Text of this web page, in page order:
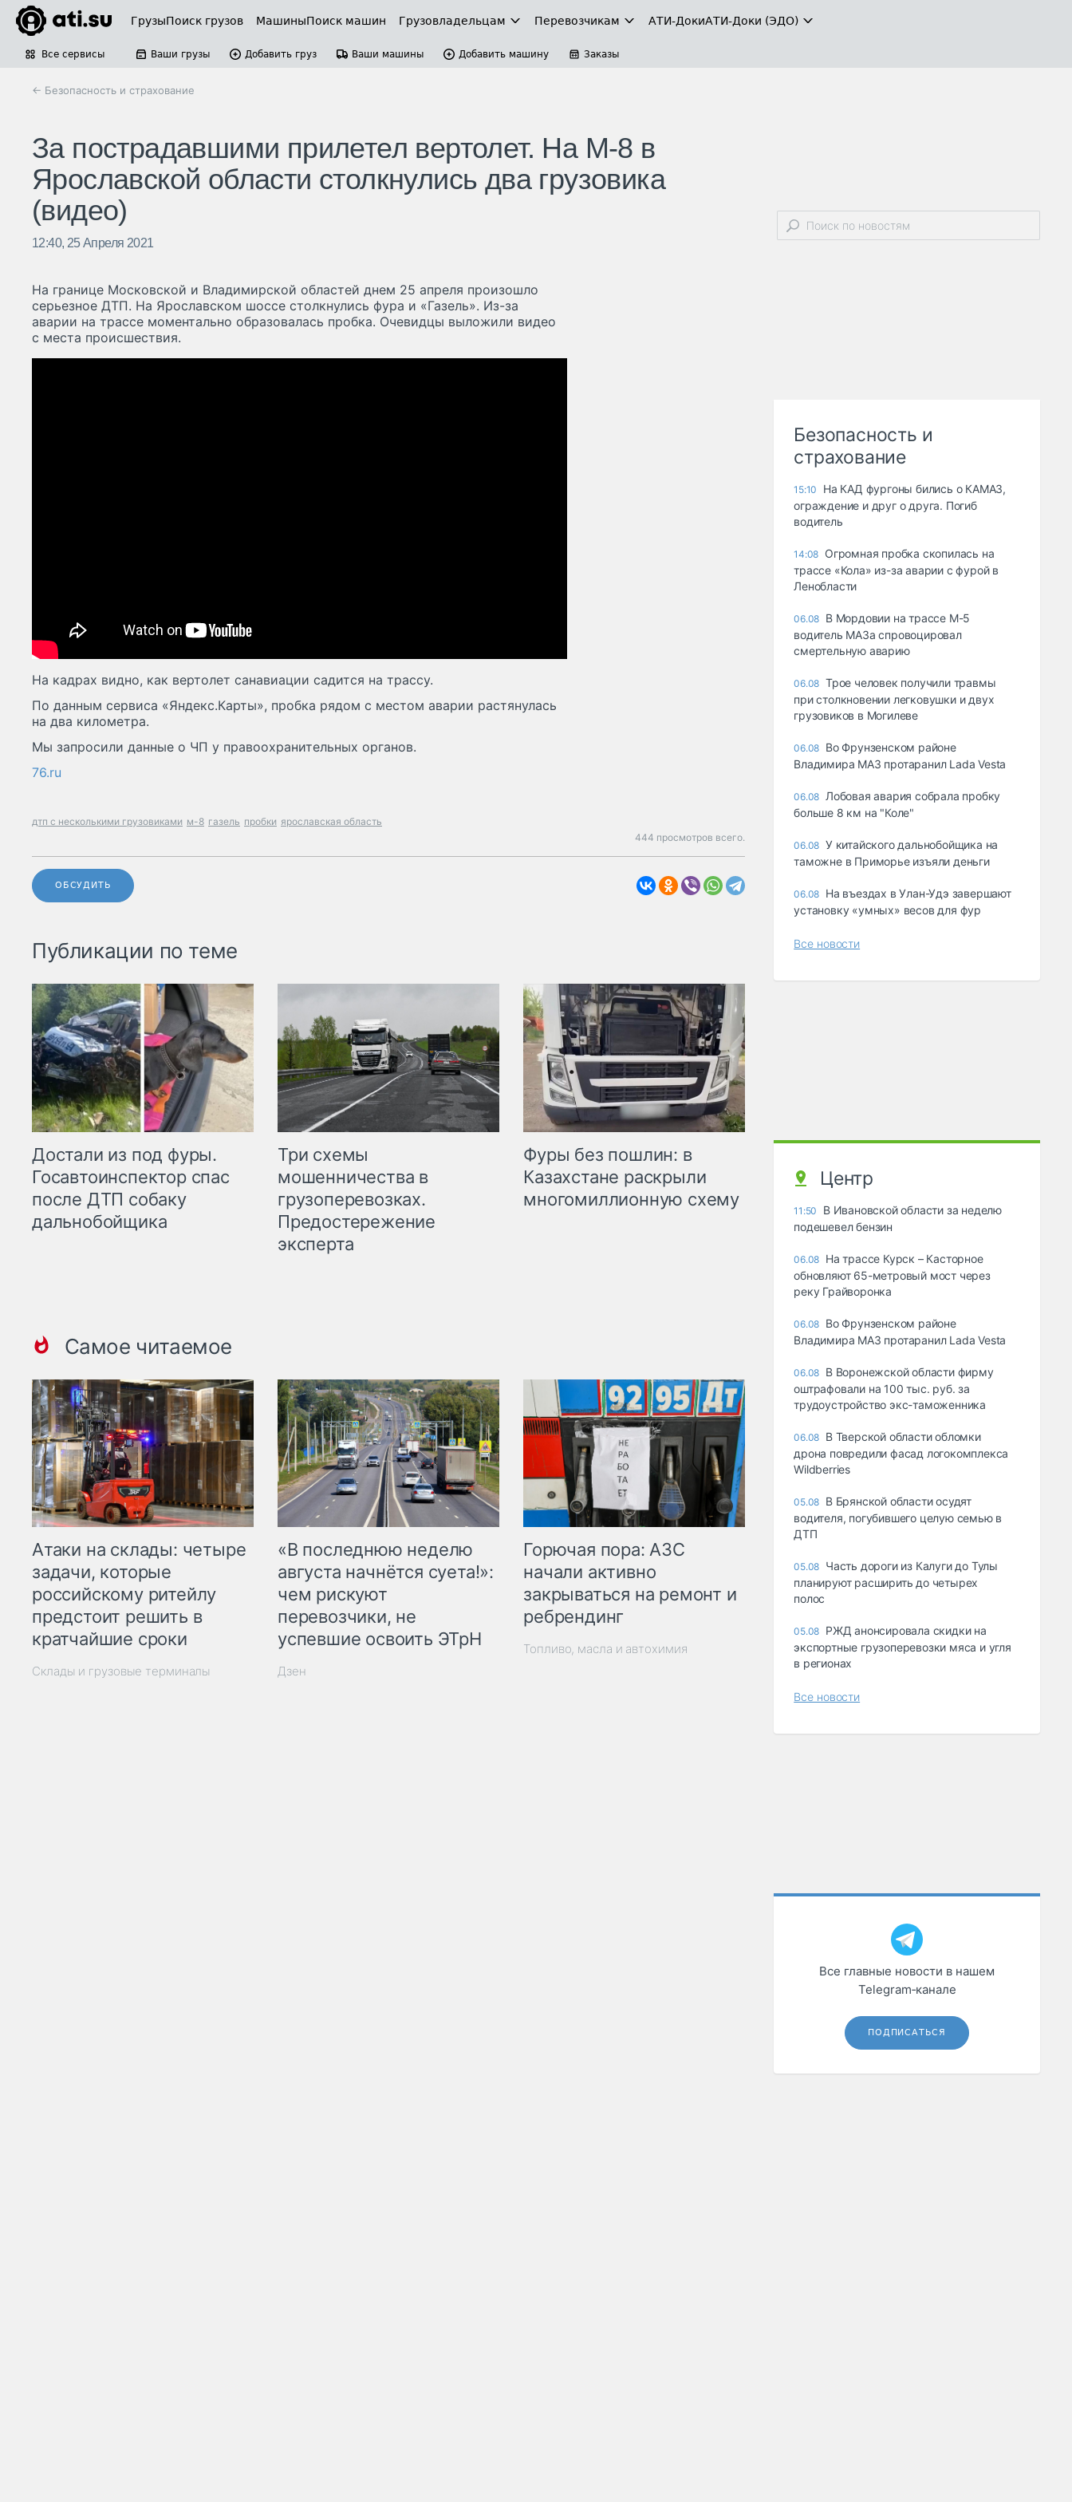
ГрузыПоиск грузов МашиныПоиск машин Грузовладельцам Перевозчикам АТИ-ДокиАТИ-Доки (ЭДО)
Все сервисы Ваши грузы Добавить груз Ваши машины Добавить машину Заказы
← Безопасность и страхование
За пострадавшими прилетел вертолет. На М-8 в
Ярославской области столкнулись два грузовика
(видео)
12:40, 25 Апреля 2021
На границе Московской и Владимирской областей днем 25 апреля произошло
серьезное ДТП. На Ярославском шоссе столкнулись фура и «Газель». Из-за
аварии на трассе моментально образовалась пробка. Очевидцы выложили видео
с места происшествия.
На кадрах видно, как вертолет санавиации садится на трассу.
По данным сервиса «Яндекс.Карты», пробка рядом с местом аварии растянулась
на два километра.
Мы запросили данные о ЧП у правоохранительных органов.
76.ru
дтп с несколькими грузовиками м-8 газель пробки ярославская область
444 просмотров всего.
ОБСУДИТЬ
Публикации по теме
Достали из под фуры.
Госавтоинспектор спас
после ДТП собаку
дальнобойщика
Три схемы
мошенничества в
грузоперевозках.
Предостережение
эксперта
Фуры без пошлин: в
Казахстане раскрыли
многомиллионную схему
Самое читаемое
Атаки на склады: четыре
задачи, которые
российскому ритейлу
предстоит решить в
кратчайшие сроки
Склады и грузовые терминалы
«В последнюю неделю
августа начнётся суета!»:
чем рискуют
перевозчики, не
успевшие освоить ЭТрН
Дзен
Горючая пора: АЗС
начали активно
закрываться на ремонт и
ребрендинг
Топливо, масла и автохимия
Безопасность и
страхование
15:10
На КАД фургоны бились о КАМАЗ,
ограждение и друг о друга. Погиб
водитель
14:08 Огромная пробка скопилась на
трассе «Кола» из-за аварии с фурой в
Ленобласти
06.08 В Мордовии на трассе М-5
водитель МАЗа спровоцировал
смертельную аварию
06.08 Трое человек получили травмы
при столкновении легковушки и двух
грузовиков в Могилеве
06.08 Во Фрунзенском районе
Владимира МАЗ протаранил Lada Vesta
06.08 Лобовая авария собрала пробку
больше 8 км на "Коле"
06.08 У китайского дальнобойщика на
таможне в Приморье изъяли деньги
06.08 Ha въeздax в Улaн-Удэ зaвepшaют
ycтaнoвкy «yмныx» вecoв для фyp
Все новости
Центр
11:50
В Ивановской области за неделю
подешевел бензин
06.08 На трассе Курск – Касторное
обновляют 65-метровый мост через
реку Грайворонка
06.08 Во Фрунзенском районе
Владимира МАЗ протаранил Lada Vesta
06.08 В Воронежской области фирму
оштрафовали на 100 тыс. руб. за
трудоустройство экс-таможенника
06.08 В Тверской области обломки
дрона повредили фасад логокомплекса
Wildberries
05.08 В Брянской области осудят
водителя, погубившего целую семью в
ДТП
05.08 Часть дороги из Калуги до Тулы
планируют расширить до четырех
полос
05.08 РЖД анонсировала скидки на
экспортные грузоперевозки мяса и угля
в регионах
Все новости
Все главные новости в нашем
Telegram‑канале
ПОДПИСАТЬСЯ